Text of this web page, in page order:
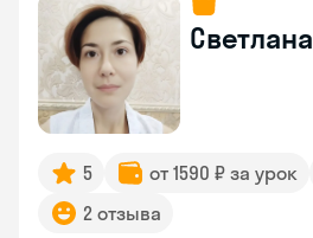
Светлана
5 от 1590 ₽ за урок
2 отзыва